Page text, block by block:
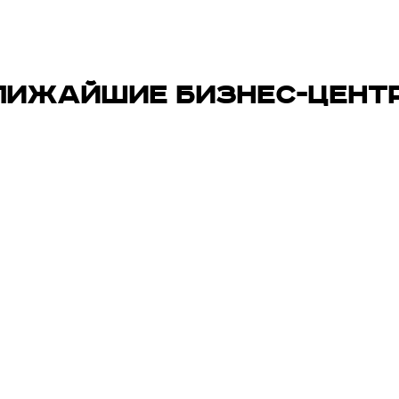
БИЗНЕС-